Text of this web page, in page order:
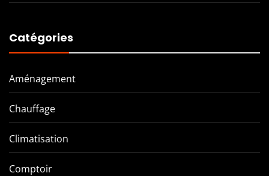
Catégories
Aménagement
Chauffage
Climatisation
Comptoir